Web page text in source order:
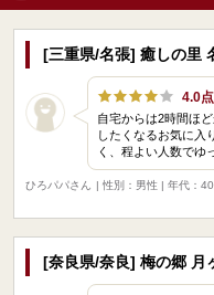
[三重県/名張] 癒しの里
4.0点
自宅からは2時間ほ
したくなるお気に入
く、程よい人数でゆ
ひろパパさん
| 性別：男性 | 年代：
[奈良県/奈良] 梅の郷 月